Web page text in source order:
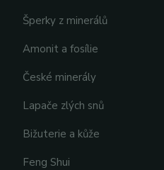
Šperky z minerálů
Amonit a fosílie
České minerály
Lapače zlých snů
Bižuterie a kůže
Feng Shui